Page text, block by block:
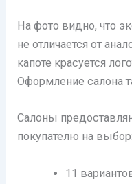
На фото видно, что
не отличается от
капоте красуется
Оформление салона
Салоны
покупателю на выбор:
11